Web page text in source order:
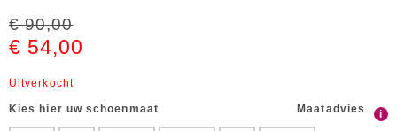
€ 90,00
€ 54,00
Uitverkocht
Kies hier uw schoenmaat Maatadvies i